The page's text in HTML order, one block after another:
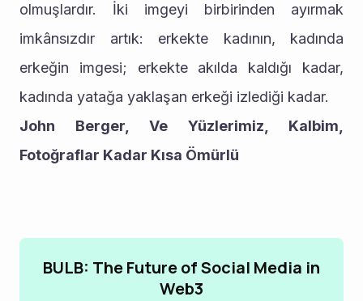
olmuşlardır. İki imgeyi birbirinden ayırmak
imkânsızdır artık: erkekte kadının, kadında
erkeğin imgesi; erkekte akılda kaldığı kadar,
kadında yatağa yaklaşan erkeği izlediği kadar.
John Berger, Ve Yüzlerimiz, Kalbim,
Fotoğraflar Kadar Kısa Ömürlü
BULB: The Future of Social Media in
Web3